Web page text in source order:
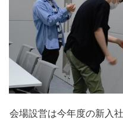
会場設営は今年度の新入